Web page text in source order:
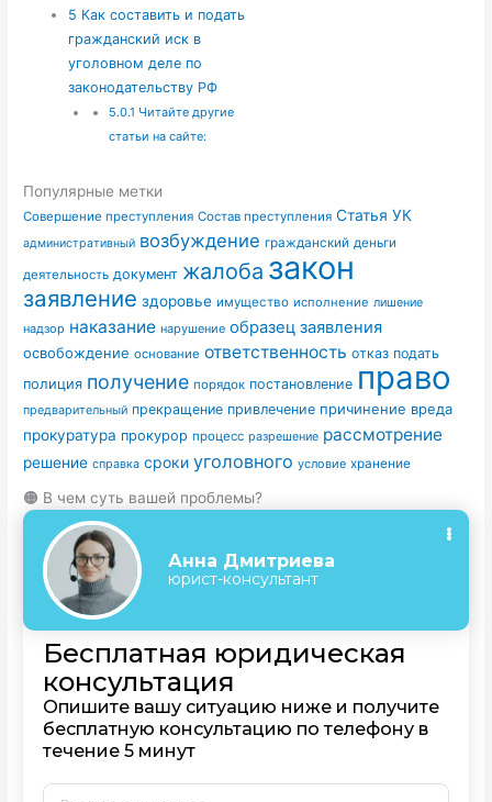
5 Как составить и подать
гражданский иск в
уголовном деле по
законодательству РФ
5.0.1 Читайте другие
статьи на сайте:
Популярные метки
Совершение преступления Состав преступления Статья УК
административный возбуждение гражданский деньги
деятельность документ жалоба закон
заявление здоровье имущество исполнение лишение
надзор наказание нарушение образец заявления
освобождение основание ответственность отказ подать
полиция получение порядок постановление право
предварительный прекращение привлечение причинение вреда
прокуратура прокурор процесс разрешение рассмотрение
решение справка сроки уголовного условие хранение
🟠 В чем суть вашей проблемы?